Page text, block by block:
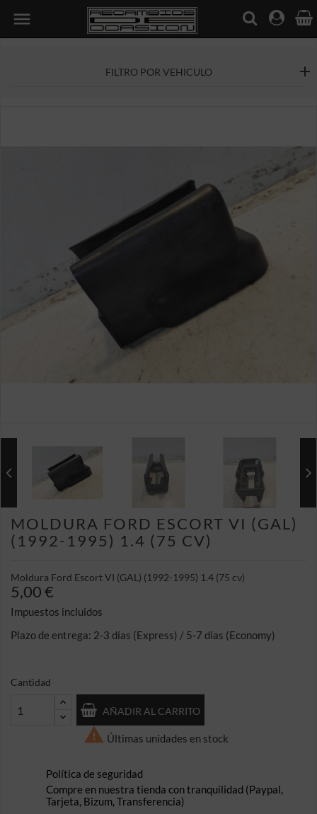

FILTRO POR VEHICULO
MOLDURA FORD ESCORT VI (GAL)
(1992-1995) 1.4 (75 CV)
Moldura Ford Escort VI (GAL) (1992-1995) 1.4 (75 cv)
5,00 €
Impuestos incluidos
Plazo de entrega: 2-3 días (Express) / 5-7 días (Economy)
Cantidad
AÑADIR AL CARRITO
 Últimas unidades en stock
Política de seguridad
Compre en nuestra tienda con tranquilidad (Paypal,
Tarjeta, Bizum, Transferencia)